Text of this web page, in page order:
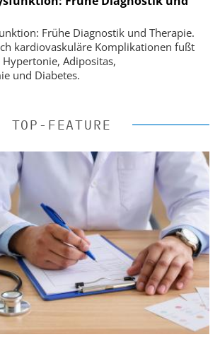
Frühe Diagnostik und Therapie.
kardiovaskuläre Komplikationen fußt
Adipositas,
und Diabetes.
TOP-FEATURE